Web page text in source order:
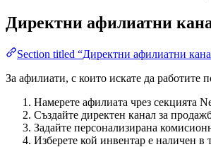
Директни афилиатни
Section titled “Директни афилиатни
За афилиати, с които искате да работите
Намерете афилиата чрез секцията
Създайте директен канал за
Задайте персонализирана
Изберете кой инвентар е наличен в